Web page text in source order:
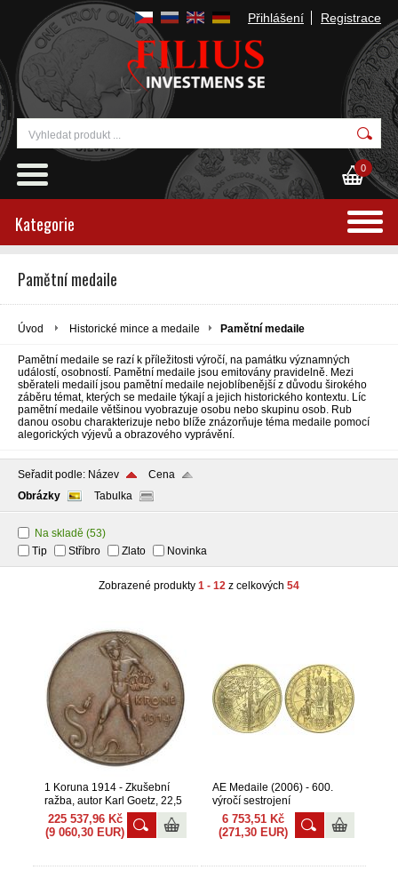
Přihlášení Registrace
0
Kategorie
Pamětní medaile
Úvod Historické mince a medaile Pamětní medaile
Pamětní medaile se razí k příležitosti výročí, na památku významných
událostí, osobností. Pamětní medaile jsou emitovány pravidelně. Mezi
sběrateli medailí jsou pamětní medaile nejoblíbenější z důvodu širokého
záběru témat, kterých se medaile týkají a jejich historického kontextu. Líc
pamětní medaile většinou vyobrazuje osobu nebo skupinu osob. Rub
danou osobu charakterizuje nebo blíže znázorňuje téma medaile pomocí
alegorických výjevů a obrazového vyprávění.
Seřadit podle: Název
Cena
Obrázky
Tabulka
Na skladě (53)
Tip
Stříbro Zlato Novinka
Zobrazené produkty 1 - 12 z celkových 54
1 Koruna 1914 - Zkušební
ražba, autor Karl Goetz, 22,5
mm RR! + Medaile
225 537,96 Kč
(9 060,30 EUR)
AE Medaile (2006) - 600.
výročí sestrojení
Staroměstského orloje.
6 753,51 Kč
(271,30 EUR)